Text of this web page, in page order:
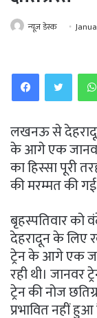
न्यूज़ डेस्क
लखनऊ से
के आगे एक
का हिस्सा पूरी
की मरम्मत की
बृहस्पतिवार को
देहरादून के लिए
ट्रेन के आगे एक
रही थी।
ट्रेन की नोज
प्रभावित नहीं